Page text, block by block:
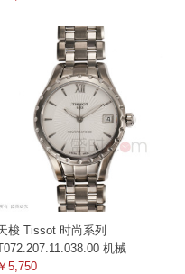
梭 Tissot 时尚系列
机械
￥5,750